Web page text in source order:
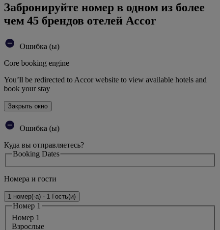
Забронируйте номер в одном из более
чем 45 брендов отелей Accor
Ошибка (ы)
Core booking engine
You’ll be redirected to Accor website to view available hotels and
book your stay
Закрыть окно
Ошибка (ы)
Куда вы отправляетесь?
Booking Dates
Номера и гости
1 номер(-а) - 1 Гость(и)
Номер 1
Номер 1
Bзрослые